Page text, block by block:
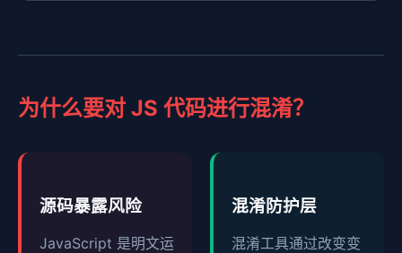
为什么要对 JS 代码进行混淆？
源码暴露风险
JavaScript 是明文运
混淆防护层
混淆工具通过改变变